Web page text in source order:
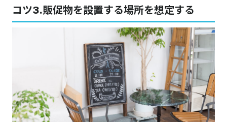
コツ3.販促物を設置する場所を想定する